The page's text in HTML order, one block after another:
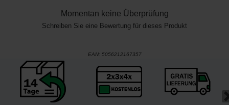
Momentan keine Überprüfung
Schreiben Sie eine Bewertung für dieses Produkt
EAN: 5056212167357